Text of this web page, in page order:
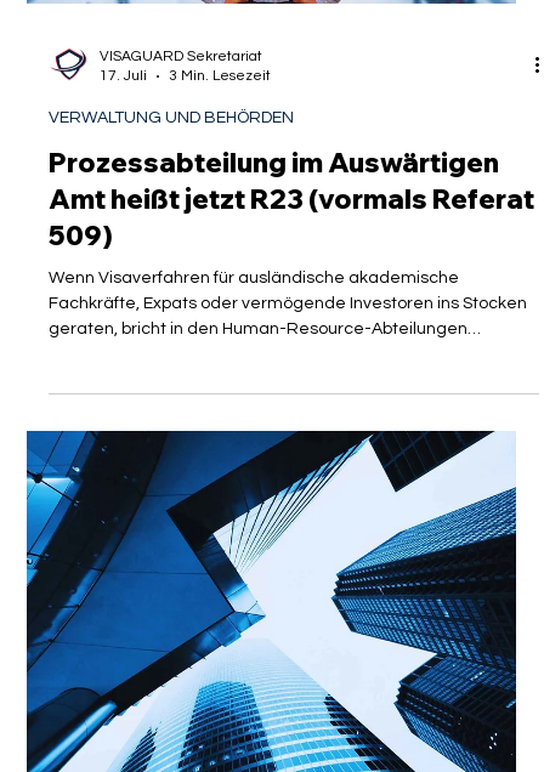
VISAGUARD Sekretariat
17. Juli
3 Min. Lesezeit
Prozessabteilung im Auswärtigen
Amt heißt jetzt R23 (vormals Referat
509)
Wenn Visaverfahren für ausländische akademische
Fachkräfte, Expats oder vermögende Investoren ins Stocken
geraten, bricht in den Human-Resource-Abteilungen
deutscher Unternehmen oft Hektik aus. Hinter den Kulissen
des Auswärtigen Amts zieht in solchen Momenten der
Verzögerung oder nach einem offiziellen Widerspruch eine
ganz bestimmte Abteilung die Fäden. Wer die Rechte von
Spitzenkräften und Arbeitgebern in diesen festgefahrenen
Situationen erfolgreich durchsetzen will, muss